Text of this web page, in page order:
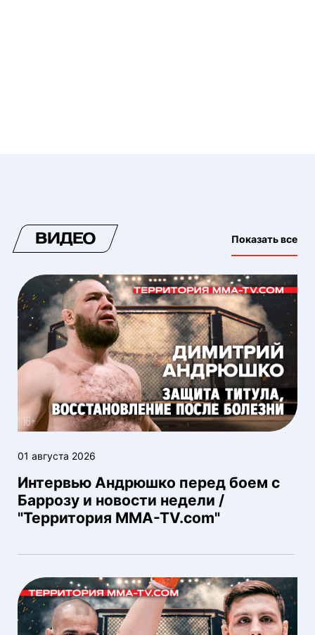
ВИДЕО Показать все
01 августа 2026
Интервью Андрюшко перед боем с
Баррозу и новости недели /
"Территория MMA-TV.com"